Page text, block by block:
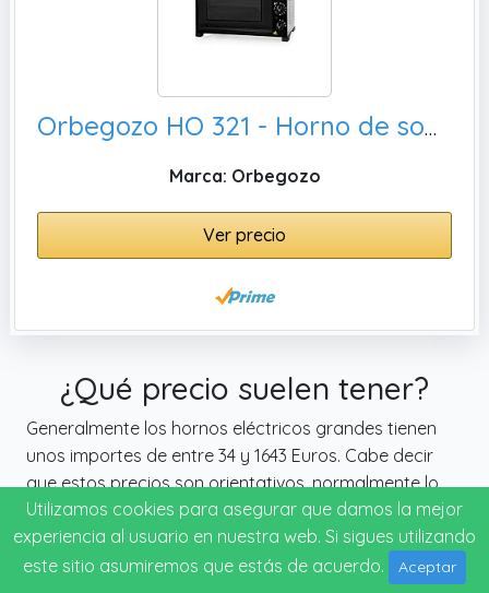
Orbegozo HO 321 - Horno de sobremesa, Color Negro
Marca: Orbegozo
Ver precio
¿Qué precio suelen tener?
Generalmente los hornos eléctricos grandes tienen
unos importes de entre 34 y 1643 Euros. Cabe decir
que estos precios son orientativos, normalmente lo
mejor no es lo más caro, aunque a veces puede
pasar. Te recomendamos que te guíes al mismo
tiempo por las valoraciones de otros compradores.
Utilizamos cookies para asegurar que damos la mejor
experiencia al usuario en nuestra web. Si sigues utilizando
este sitio asumiremos que estás de acuerdo.
Aceptar